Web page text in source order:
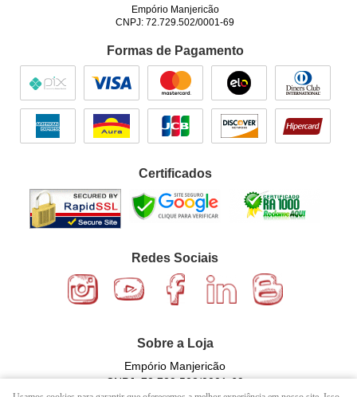
Empório Manjericão
CNPJ: 72.729.502/0001-69
Formas de Pagamento
Certificados
Redes Sociais
Sobre a Loja
Empório Manjericão
CNPJ: 72.729.502/0001-69